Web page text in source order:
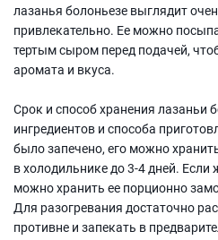
лазанья болоньезе выглядит
привлекательно. Ее можно
тертым сыром перед подачей,
аромата и вкуса.
Срок и способ хранения лазаньи
ингредиентов и способа
было запечено, его можно
в холодильнике до 3-4 дней.
можно хранить ее порционно
Для разогревания достаточно
противне и запекать в